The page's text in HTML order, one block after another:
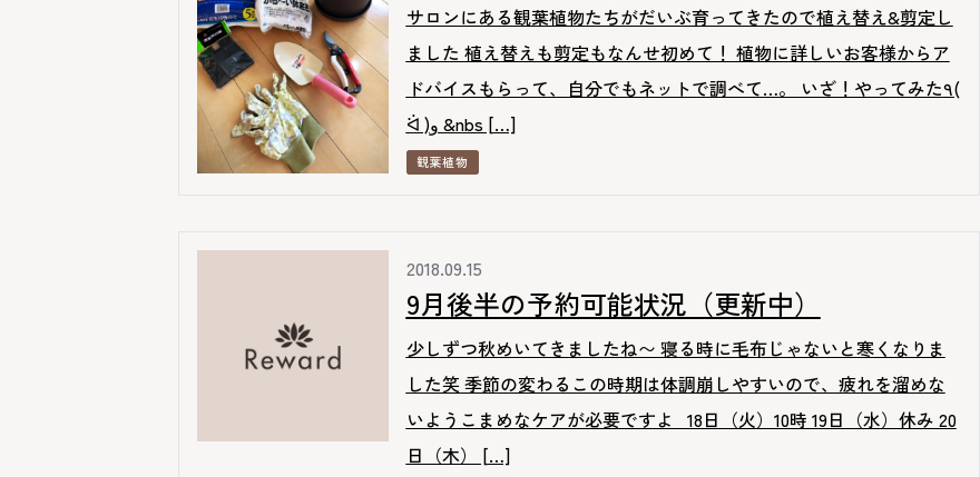
サロンにある観葉植物たちがだいぶ育ってきたので植え替え&剪定し
ました 植え替えも剪定もなんせ初めて！ 植物に詳しいお客様からア
ドバイスもらって、自分でもネットで調べて…。 いざ！やってみた٩(
ᐛ )و &nbs […]
観葉植物
2018.09.15
9月後半の予約可能状況（更新中）
少しずつ秋めいてきましたね〜 寝る時に毛布じゃないと寒くなりま
した笑 季節の変わるこの時期は体調崩しやすいので、疲れを溜めな
いようこまめなケアが必要ですよ 18日（火）10時 19日（水）休み 20
日（木） […]